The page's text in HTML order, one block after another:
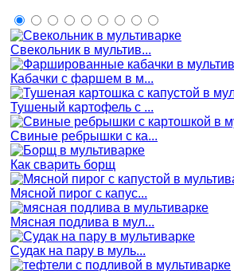
Свекольник в мультив...
Кабачки с фаршем в м...
Тушеный картофель с ...
Свиные ребрышки с ка...
Как сварить борщ
Мясной пирог с капус...
Мясная подлива в мул...
Судак на пару в муль...